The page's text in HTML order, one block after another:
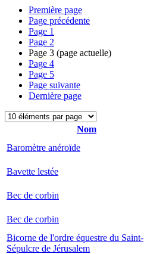
Première page
Page précédente
Page 1
Page 2
Page 3 (page actuelle)
Page 4
Page 5
Page suivante
Dernière page
Nom
Baromètre anéroïde
Bavette lestée
Bec de corbin
Bec de corbin
Bicorne de l'ordre équestre du Saint-
Sépulcre de Jérusalem